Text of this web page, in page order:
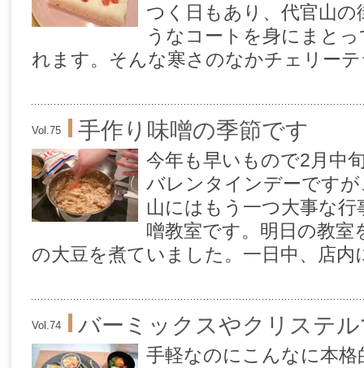
つく日もあり、代官山
うなコートを身にまと
れます。そんな寒さのなかチェリー
Vol.75 手作り味噌の季節です
今年も早いもので2月中
バレンタインデーです
山にはもう一つ大事な
噌教室です。明日の教
の大豆を煮ていました。一日中、店
Vol.74 バーミックスやクリステ
手軽なのにこんなに本